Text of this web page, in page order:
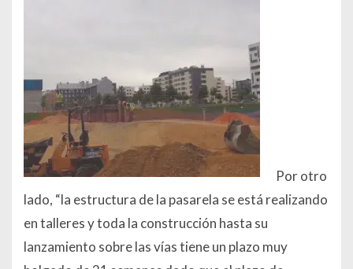
Por otro
lado, “la estructura de la pasarela se está realizando
en talleres y toda la construcción hasta su
lanzamiento sobre las vías tiene un plazo muy